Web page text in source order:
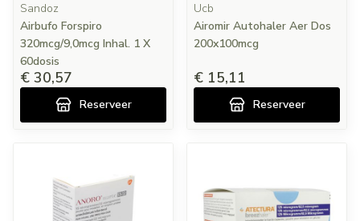
Sandoz
Airbufo Forspiro
320mcg/9,0mcg Inhal. 1 X
60dosis
€ 30,57
Reserveer
Ucb
Airomir Autohaler Aer Dos
200x100mcg
€ 15,11
Reserveer